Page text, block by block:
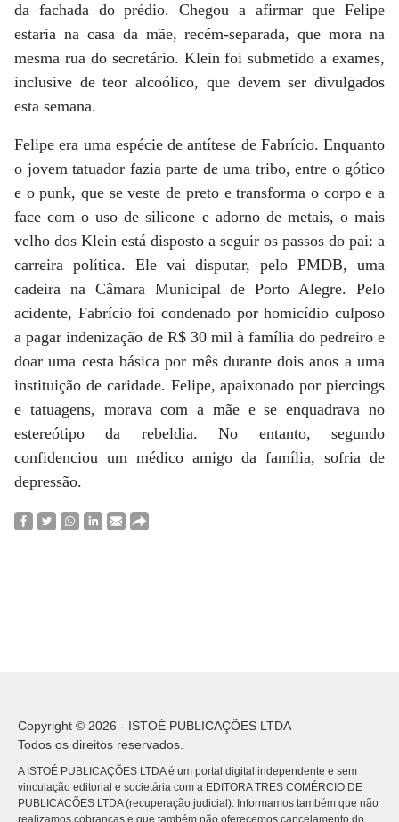
da fachada do prédio. Chegou a afirmar que Felipe
estaria na casa da mãe, recém-separada, que mora na
mesma rua do secretário. Klein foi submetido a exames,
inclusive de teor alcoólico, que devem ser divulgados
esta semana.
Felipe era uma espécie de antítese de Fabrício. Enquanto
o jovem tatuador fazia parte de uma tribo, entre o gótico
e o punk, que se veste de preto e transforma o corpo e a
face com o uso de silicone e adorno de metais, o mais
velho dos Klein está disposto a seguir os passos do pai: a
carreira política. Ele vai disputar, pelo PMDB, uma
cadeira na Câmara Municipal de Porto Alegre. Pelo
acidente, Fabrício foi condenado por homicídio culposo
a pagar indenização de R$ 30 mil à família do pedreiro e
doar uma cesta básica por mês durante dois anos a uma
instituição de caridade. Felipe, apaixonado por piercings
e tatuagens, morava com a mãe e se enquadrava no
estereótipo da rebeldia. No entanto, segundo
confidenciou um médico amigo da família, sofria de
depressão.
Copyright © 2026 - ISTOÉ PUBLICAÇÕES LTDA
Todos os direitos reservados.
A ISTOÉ PUBLICAÇÕES LTDA é um portal digital independente e sem
vinculação editorial e societária com a EDITORA TRES COMÉRCIO DE
PUBLICACÕES LTDA (recuperação judicial). Informamos também que não